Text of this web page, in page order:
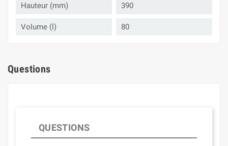
Hauteur (mm) 390
Volume (l) 80
Questions
QUESTIONS